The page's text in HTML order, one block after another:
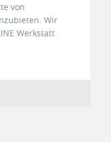
von
Wir
Werkstatt